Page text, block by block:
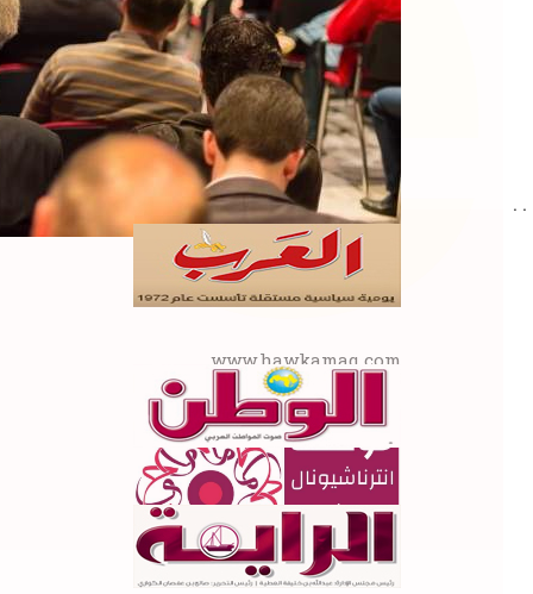
www.hawkamaq.com
المزيد من المعلومات
. .